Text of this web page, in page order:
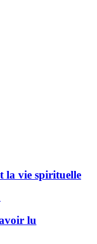
la vie spirituelle
lu